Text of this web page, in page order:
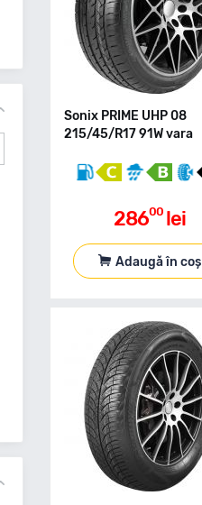
Sonix PRIME UHP 08
215/45/R17 91W vara
28600 lei
Adaugă în coș